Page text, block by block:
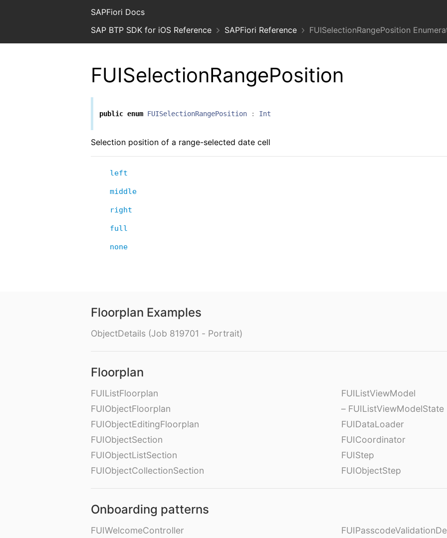
SAPFiori Docs
SAP BTP SDK for iOS Reference
SAPFiori Reference FUISelectionRangePosition
FUISelectionRangePosition
public enum FUISelectionRangePosition : Int
Selection position of a range-selected date cell
left
middle
right
full
none
Floorplan Examples
ObjectDetails (Job 819701 - Portrait)
Floorplan
FUIListFloorplan
FUIObjectFloorplan
FUIObjectEditingFloorplan
FUIObjectSection
FUIObjectListSection
FUIObjectCollectionSection
FUIListViewModel
– FUIListViewModelState
FUIDataLoader
FUICoordinator
FUIStep
FUIObjectStep
Onboarding patterns
FUIWelcomeController